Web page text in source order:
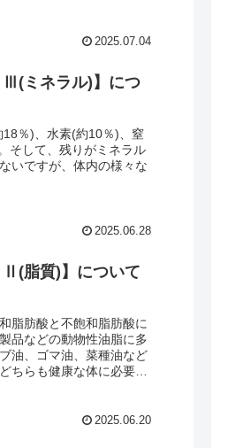
2025.07.04
Ⅲ(ミネラル)】につ
％)、水素(約10％)、窒
そして、残りがミネラル
いですが、体内の様々な
2025.06.28
Ⅱ(脂質)】について
脂肪酸と不飽和脂肪酸に
品などの動物性油脂に多
油、ゴマ油、菜種油など
ちらも健康な体に必要で
2025.06.20